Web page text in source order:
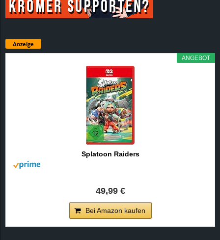
Anzeige
ANGEBOT
Splatoon Raiders
49,99 €
Bei Amazon kaufen